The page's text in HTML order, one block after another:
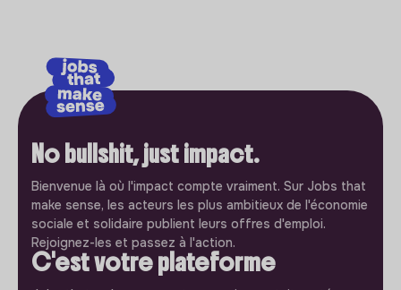
No bullshit, just impact.
Bienvenue là où l'impact compte vraiment. Sur Jobs that
make sense, les acteurs les plus ambitieux de l'économie
sociale et solidaire publient leurs offres d'emploi.
Rejoignez-les et passez à l'action.
C'est votre plateforme